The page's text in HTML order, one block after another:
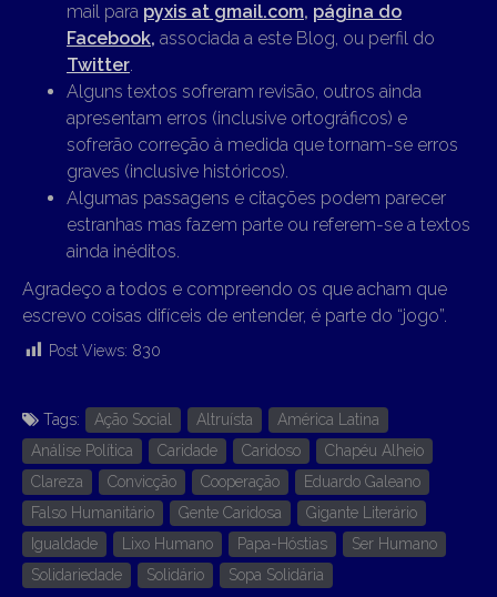
mail para pyxis at gmail.com, página do
Facebook, associada a este Blog, ou perfil do
Twitter.
Alguns textos sofreram revisão, outros ainda
apresentam erros (inclusive ortográficos) e
sofrerão correção à medida que tornam-se erros
graves (inclusive históricos).
Algumas passagens e citações podem parecer
estranhas mas fazem parte ou referem-se a textos
ainda inéditos.
Agradeço a todos e compreendo os que acham que
escrevo coisas difíceis de entender, é parte do “jogo”.
Post Views: 830
Tags: Ação Social Altruísta
América Latina
Análise Política
Caridade Caridoso
Chapéu Alheio
Clareza
Convicção Cooperação
Eduardo Galeano
Falso Humanitário
Gente Caridosa
Gigante Literário
Igualdade
Lixo Humano Papa-Hóstias
Ser Humano
Solidariedade
Solidário Sopa Solidária